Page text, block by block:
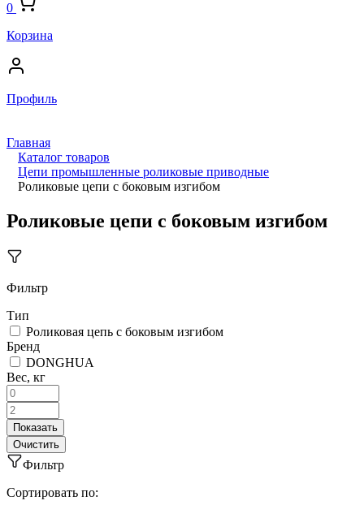
0
Корзина
Профиль
Главная
Каталог товаров
Цепи промышленные роликовые приводные
Роликовые цепи с боковым изгибом
Роликовые цепи с боковым изгибом
Фильтр
Тип
Роликовая цепь с боковым изгибом
Бренд
DONGHUA
Вес, кг
Фильтр
Сортировать по: